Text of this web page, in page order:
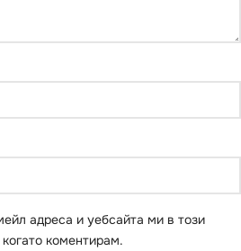
адреса и уебсайта ми в този
коментирам.